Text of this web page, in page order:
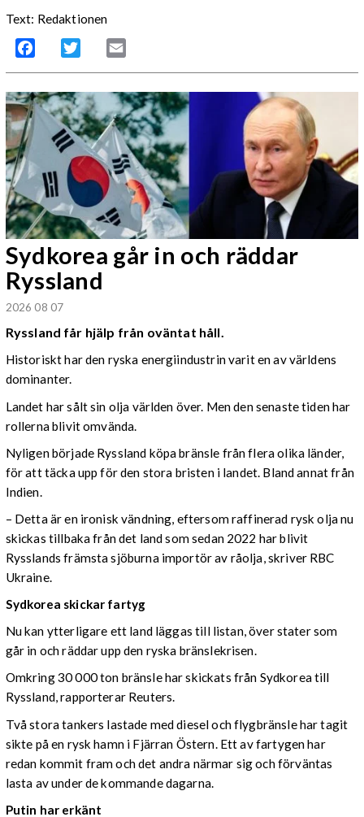
Text: Redaktionen
Facebook Twitter
Sydkorea går in och räddar
Ryssland
2026 08 07
Ryssland får hjälp från oväntat håll.
Historiskt har den ryska energiindustrin varit en av världens
dominanter.
Landet har sålt sin olja världen över. Men den senaste tiden har
rollerna blivit omvända.
Nyligen började Ryssland köpa bränsle från flera olika länder,
för att täcka upp för den stora bristen i landet. Bland annat från
Indien.
– Detta är en ironisk vändning, eftersom raffinerad rysk olja nu
skickas tillbaka från det land som sedan 2022 har blivit
Rysslands främsta sjöburna importör av råolja, skriver RBC
Ukraine.
Sydkorea skickar fartyg
Nu kan ytterligare ett land läggas till listan, över stater som
går in och räddar upp den ryska bränslekrisen.
Omkring 30 000 ton bränsle har skickats från Sydkorea till
Ryssland, rapporterar Reuters.
Två stora tankers lastade med diesel och flygbränsle har tagit
sikte på en rysk hamn i Fjärran Östern. Ett av fartygen har
redan kommit fram och det andra närmar sig och förväntas
lasta av under de kommande dagarna.
Putin har erkänt